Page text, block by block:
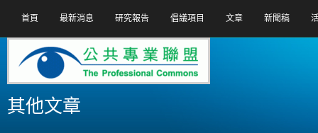
首頁 最新消息 研究報告 倡議項目 文章 新聞稿
其他文章